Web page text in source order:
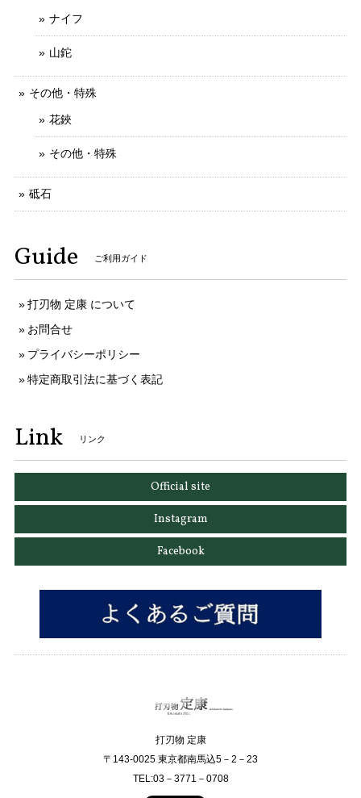
ナイフ
山鉈
その他・特殊
花鋏
その他・特殊
砥石
Guide ご利用ガイド
打刃物 定康 について
お問合せ
プライバシーポリシー
特定商取引法に基づく表記
Link リンク
Official site
Instagram
Facebook
打刃物 定康
〒143-0025 東京都南馬込5－2－23
TEL:03－3771－0708